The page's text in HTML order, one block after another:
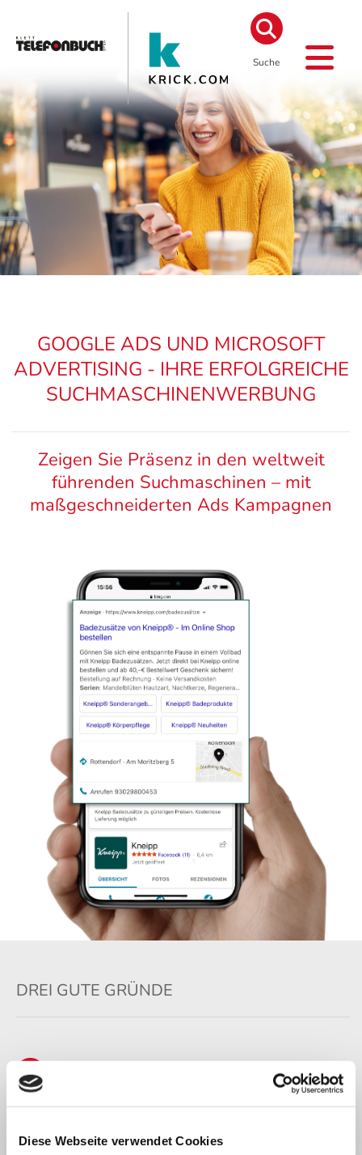
Diese Webseite verwendet Cookies
Suche
GOOGLE ADS UND MICROSOFT
ADVERTISING - IHRE ERFOLGREICHE
SUCHMASCHINENWERBUNG
Zeigen Sie Präsenz in den weltweit
führenden Suchmaschinen – mit
maßgeschneiderten Ads Kampagnen
DREI GUTE GRÜNDE
Steigern Sie den Erfolg Ihres Unternehmens
und erzielen Sie maximale Reichweite
Marketingbudget